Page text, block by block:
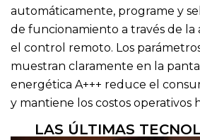
automáticamente, programe y
de funcionamiento a través de la
el control remoto. Los
muestran claramente en la
energética A+++ reduce el
y mantiene los costos operativos
LAS ÚLTIMAS